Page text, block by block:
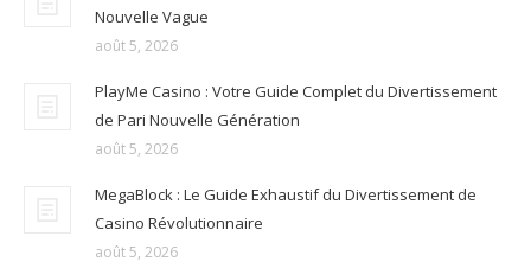
Nouvelle Vague
août 5, 2026
PlayMe Casino : Votre Guide Complet du Divertissement
de Pari Nouvelle Génération
août 5, 2026
MegaBlock : Le Guide Exhaustif du Divertissement de
Casino Révolutionnaire
août 5, 2026